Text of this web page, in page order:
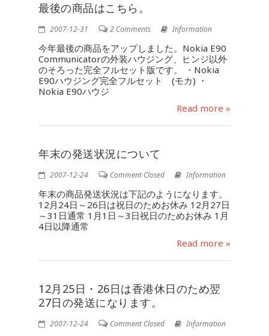
最後の商品はこちら。
2007-12-31 2 Comments Information
今年最後の商品をアップしました。Nokia E90
Communicatorの外装ハウジング、ヒンジ以外
のそろった完全フルセット版です。 ・Nokia
E90ハウジング完全フルセット (モカ) ・
Nokia E90ハウジ
Read more »
年末の発送状況について
2007-12-24 Comment Closed Information
年末の商品発送状況は下記のようになります。
12月24日～26日は祝日のためお休み 12月27日
～31日通常 1月1日～3日祝日のためお休み 1月
4日以降通常
Read more »
12月25日・26日は香港休日のため翌
27日の発送になります。
2007-12-24 Comment Closed Information